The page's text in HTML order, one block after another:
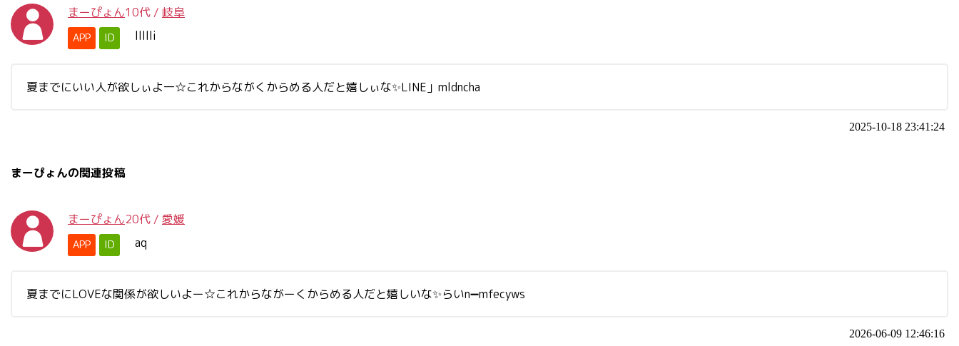
まーぴょん10代 / 岐阜
APP ID llllli
夏までにいい人が欲しぃよ一☆これからながくからめる人だと嬉しぃな✨LINE」mldncha
2025-10-18 23:41:24
まーぴょんの関連投稿
まーぴょん20代 / 愛媛
APP ID aq
夏までにLOVEな関係が欲しいよー☆これからながーくからめる人だと嬉しいな✨らいn➖mfecyws
2026-06-09 12:46:16